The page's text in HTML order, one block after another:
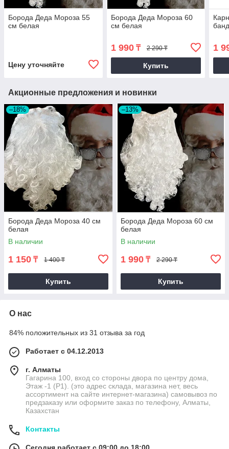
Борода Деда Мороза 55
см белая
Цену уточняйте
Борода Деда Мороза 60
см белая
1 990₸ 2 290 ₸
Купить
1
Акционные предложения и новинки
–18%
Борода Деда Мороза 40 см
белая
В наличии
1 150 ₸ 1 400 ₸
Купить
–13%
Борода Деда Мороза 60 см
белая
В наличии
1 990 ₸ 2 290 ₸
Купить
О нас
84% положительных из 31 отзыва за год
Работает с 04.12.2013
г. Алматы
Гагарина 100, вход со стороны двора по центру дома,
Этаж -1 (P1). (это адрес склада, магазина нет, весь
ассортимент на сайте интернет-магазина) самовывоз по
предзаказу или оформите заказ по телефону, Алматы,
Казахстан
Контакты